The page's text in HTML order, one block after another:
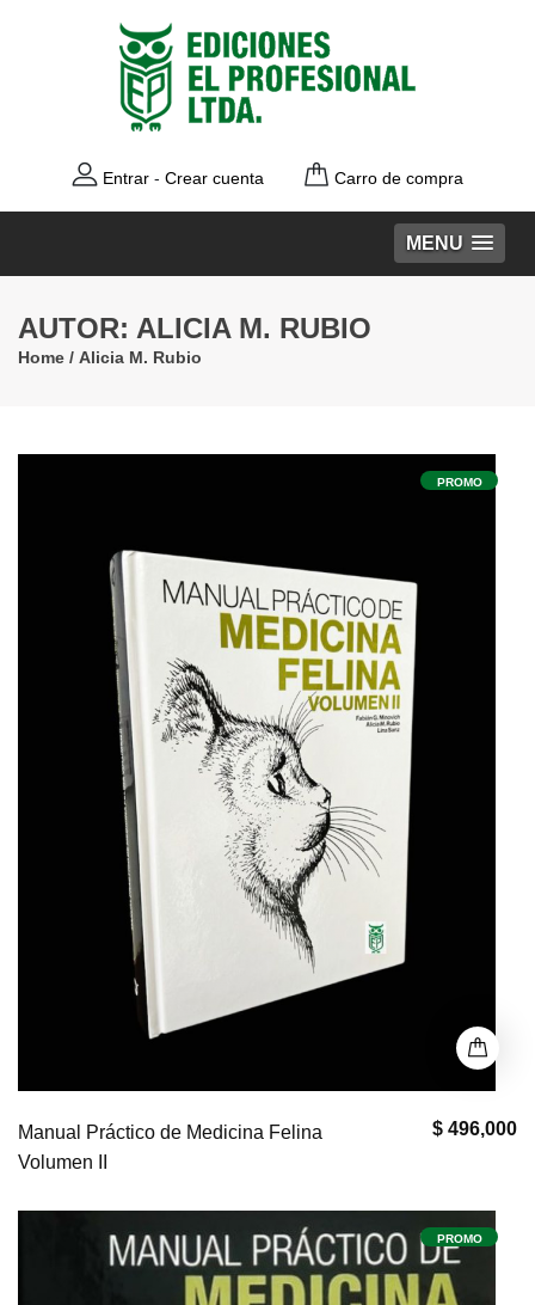
Entrar - Crear cuenta Carro de compra
MENU
AUTOR: ALICIA M. RUBIO
Home / Alicia M. Rubio
PROMO
$ 496,000
Manual Práctico de Medicina Felina
Volumen II
PROMO